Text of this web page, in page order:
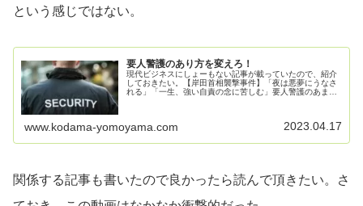
という感じではない。
要人警護のあり方を変えろ！
現代ビジネスにしょーもない記事が載っていたので、紹介
しておきたい。【岸田首相襲撃事件】「夜は悪夢にうなさ
れる」「一生、強い自責の念に苦しむ」要人警護のあまり
www.kodama-yomoyama.com 2023.04.17
関係する記事も書いたので良かったら読んで頂きたい。さ